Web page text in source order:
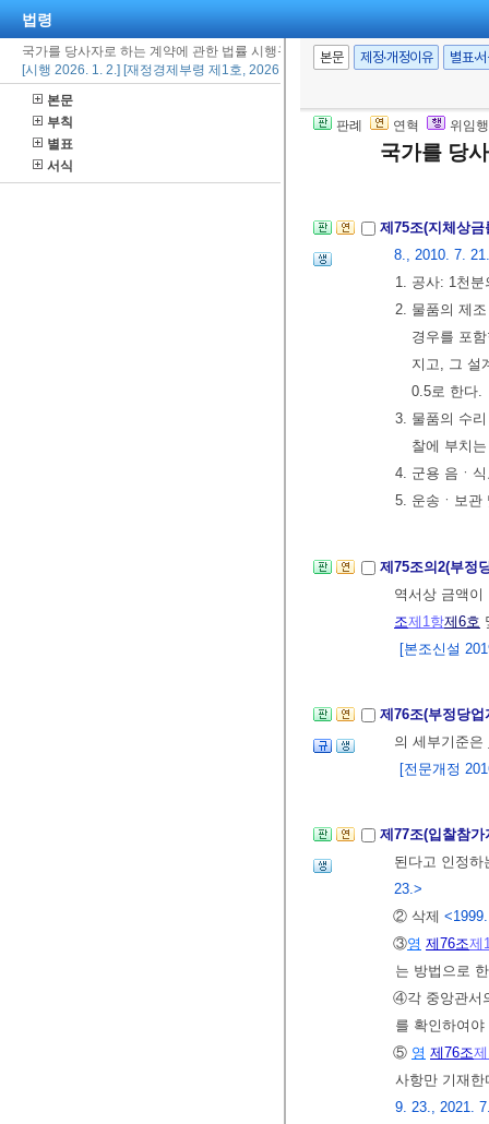
법령
국가를 당사자로 하는 계약에 관한 법률 시행규칙
[시행 2026. 1. 2.] [재정경제부령 제1호, 2026. 1. 2., 타법개정]
본문
부칙
별표
서식
본문 제정·개정이유 별표·
판례 연혁 위임
국가를 당
장 또는 계약
기 전에 우선
②
제74조 제9항
[본조신설
제75조(지체상
8., 2010. 7.
1. 공사: 1천분
2. 물품의 제
경우를 포
지고, 그 설
0.5로 한다.
3. 물품의 수
찰에 부치
4. 군용 음ㆍ
5. 운송ㆍ보관
제75조의2(부정
역서상 금액
조제1항제6호
[본조신설
제76조(부정당
의 세부기준은
[전문개정
제77조(입찰참
된다고 인정
23.>
② 삭제
③영 제76조제
는 방법으로
④각 중앙관서
를 확인하여
⑤ 영 제76조
사항만 기재
9. 23., 2021.